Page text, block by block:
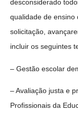
desconsiderado
qualidade de ensino
solicitação,
incluir os seguintes
– Gestão escolar
– Avaliação justa e
Profissionais da